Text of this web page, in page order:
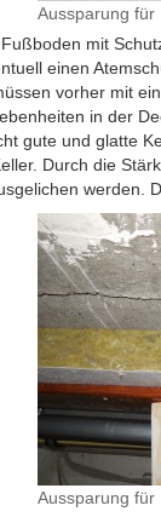
Aussparung für
mit
einen
vorher mit
in der
gute und glatte
Durch die
werden.
Aussparung für